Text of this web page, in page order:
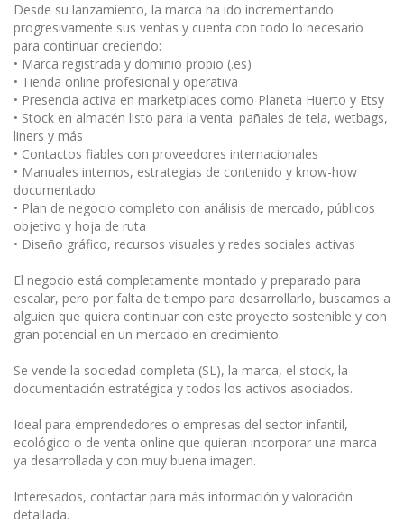
Desde su lanzamiento, la marca ha ido incrementando
progresivamente sus ventas y cuenta con todo lo necesario
para continuar creciendo:
• Marca registrada y dominio propio (.es)
• Tienda online profesional y operativa
• Presencia activa en marketplaces como Planeta Huerto y Etsy
• Stock en almacén listo para la venta: pañales de tela, wetbags,
liners y más
• Contactos fiables con proveedores internacionales
• Manuales internos, estrategias de contenido y know-how
documentado
• Plan de negocio completo con análisis de mercado, públicos
objetivo y hoja de ruta
• Diseño gráfico, recursos visuales y redes sociales activas
El negocio está completamente montado y preparado para
escalar, pero por falta de tiempo para desarrollarlo, buscamos a
alguien que quiera continuar con este proyecto sostenible y con
gran potencial en un mercado en crecimiento.
Se vende la sociedad completa (SL), la marca, el stock, la
documentación estratégica y todos los activos asociados.
Ideal para emprendedores o empresas del sector infantil,
ecológico o de venta online que quieran incorporar una marca
ya desarrollada y con muy buena imagen.
Interesados, contactar para más información y valoración
detallada.